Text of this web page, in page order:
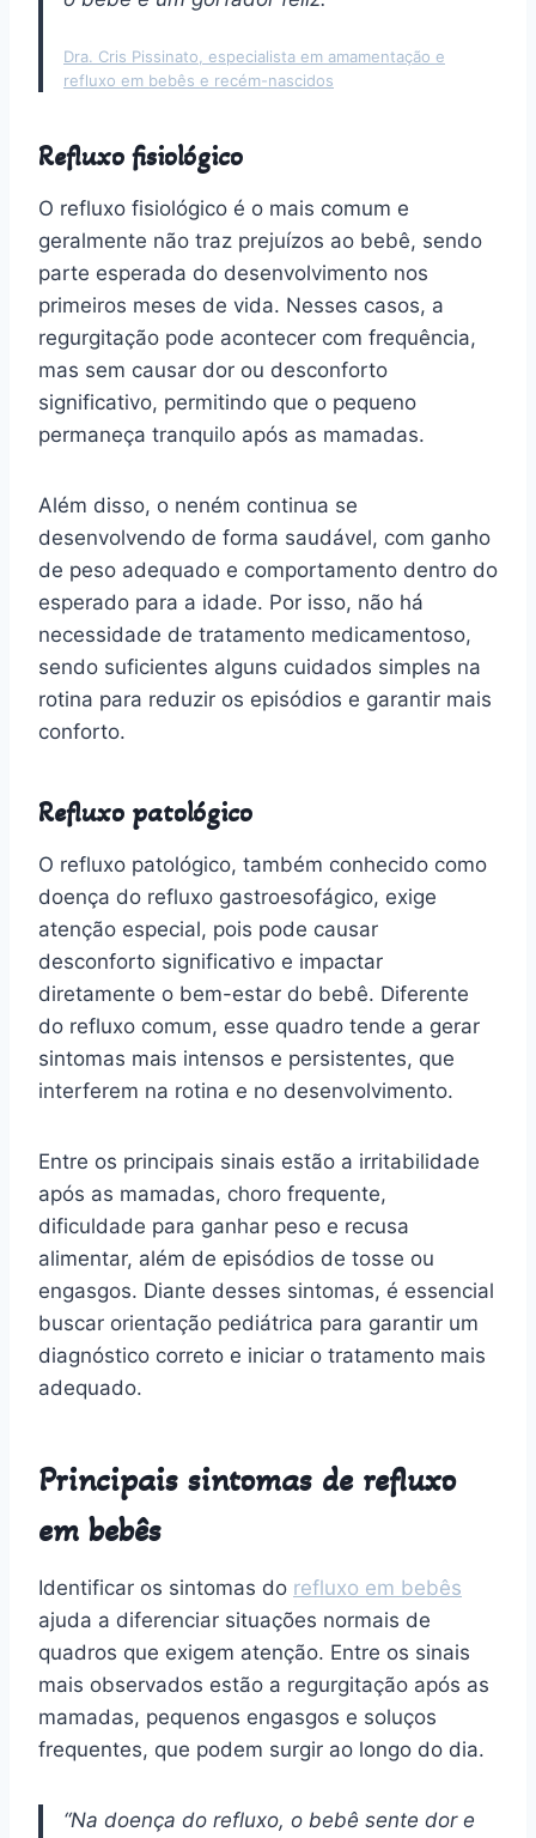
Dra. Cris Pissinato, especialista em amamentação e
refluxo em bebês e recém-nascidos
Refluxo fisiológico
O refluxo fisiológico é o mais comum e
geralmente não traz prejuízos ao bebê, sendo
parte esperada do desenvolvimento nos
primeiros meses de vida. Nesses casos, a
regurgitação pode acontecer com frequência,
mas sem causar dor ou desconforto
significativo, permitindo que o pequeno
permaneça tranquilo após as mamadas.
Além disso, o neném continua se
desenvolvendo de forma saudável, com ganho
de peso adequado e comportamento dentro do
esperado para a idade. Por isso, não há
necessidade de tratamento medicamentoso,
sendo suficientes alguns cuidados simples na
rotina para reduzir os episódios e garantir mais
conforto.
Refluxo patológico
O refluxo patológico, também conhecido como
doença do refluxo gastroesofágico, exige
atenção especial, pois pode causar
desconforto significativo e impactar
diretamente o bem-estar do bebê. Diferente
do refluxo comum, esse quadro tende a gerar
sintomas mais intensos e persistentes, que
interferem na rotina e no desenvolvimento.
Entre os principais sinais estão a irritabilidade
após as mamadas, choro frequente,
dificuldade para ganhar peso e recusa
alimentar, além de episódios de tosse ou
engasgos. Diante desses sintomas, é essencial
buscar orientação pediátrica para garantir um
diagnóstico correto e iniciar o tratamento mais
adequado.
Principais sintomas de refluxo
em bebês
Identificar os sintomas do refluxo em bebês
ajuda a diferenciar situações normais de
quadros que exigem atenção. Entre os sinais
mais observados estão a regurgitação após as
mamadas, pequenos engasgos e soluços
frequentes, que podem surgir ao longo do dia.
“Na doença do refluxo, o bebê sente dor e